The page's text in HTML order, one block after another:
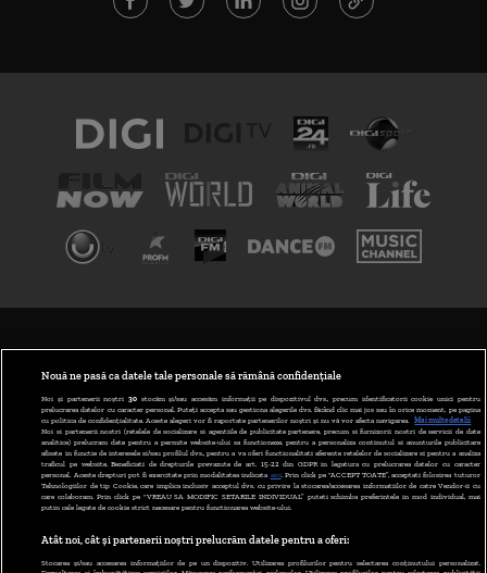
ABONARE DIGI TV
GESTIONAȚI PREFERINȚELE
CODUL DIGI24
CAMERE WEB
CONTACT/INFO
Nouă ne pasă ca datele tale personale să rămână confidențiale
Noi și partenerii noștri 30stocăm și/sau accesăm informații pe dispozitivul dvs., precum identificatorii cookie unici pentru
prelucrarea datelor cu caracter personal. Puteți accepta sau gestiona alegerile dvs. făcând clic mai jos sau în orice moment, pe pagina
cu politica de confidențialitate. Aceste alegeri vor fi raportate partenerilor noștri și nu vă vor afecta navigarea.
Mai multe detalii
Noi si partenerii nostri (retelele de socializare si agentiile de publicitate partenere, precum si furnizorii nostri de servicii de date
analitice) prelucram date pentru a permite website-ului sa functioneze, pentru a personaliza continutul si anunturile publicitare
afisate in functie de interesele si/sau profilul dvs., pentru a va oferi functionalitati aferente retelelor de socializare si pentru a analiza
traficul pe website. Beneficiati de drepturile prevazute de art. 15-22 din GDPR in legatura cu prelucrarea datelor cu caracter
personal. Aceste drepturi pot fi exercitate prin modalitatea indicata aici. Prin click pe “ACCEPT TOATE”, acceptati folosirea tuturor
Tehnologiilor de tip Cookie, care implica inclusiv acceptul dvs. cu privire la stocarea/accesarea informatiilor de catre Vendor-ii cu
care colaboram. Prin click pe “VREAU SA MODIFIC SETARILE INDIVIDUAL” puteti schimba preferintele in mod individual, mai
putin cele legate de cookie strict necesare pentru functionarea website-ului.
Atât noi, cât și partenerii noștri prelucrăm datele pentru a oferi:
Stocarea și/sau accesarea informațiilor de pe un dispozitiv. Utilizarea profilurilor pentru selectarea conținutului personalizat.